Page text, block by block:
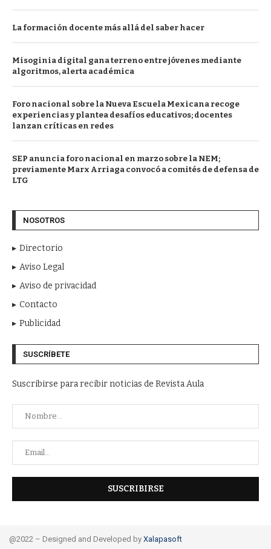
La formación docente más allá del saber hacer
Misoginia digital gana terreno entre jóvenes mediante
algoritmos, alerta académica
Foro nacional sobre la Nueva Escuela Mexicana recoge
experiencias y plantea desafíos educativos; docentes
lanzan críticas en redes
SEP anuncia foro nacional en marzo sobre la NEM;
previamente Marx Arriaga convocó a comités de defensa de
LTG
NOSOTROS
Directorio
Aviso Legal
Aviso de privacidad
Contacto
Publicidad
SUSCRÍBETE
Suscribirse para recibir noticias de Revista Aula
@2022 – Designed and Developed by Xalapasoft